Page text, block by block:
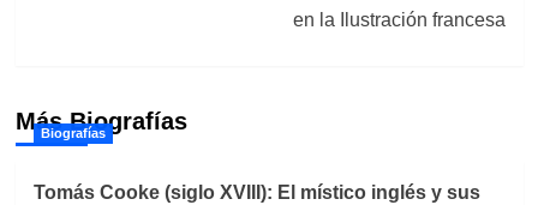
en la Ilustración francesa
Más Biografías
Biografías
Tomás Cooke (siglo XVIII): El místico inglés y sus